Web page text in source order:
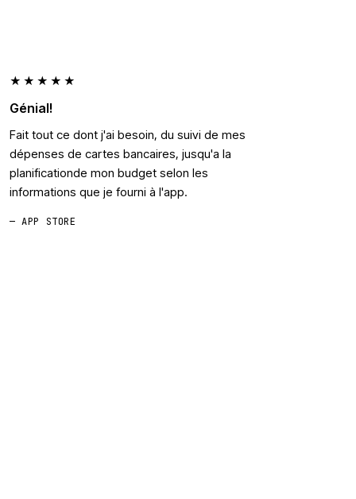
★★★★★
Génial!
Fait tout ce dont j'ai besoin, du suivi de mes
dépenses de cartes bancaires, jusqu'a la
planificationde mon budget selon les
informations que je fourni à l'app.
— APP STORE